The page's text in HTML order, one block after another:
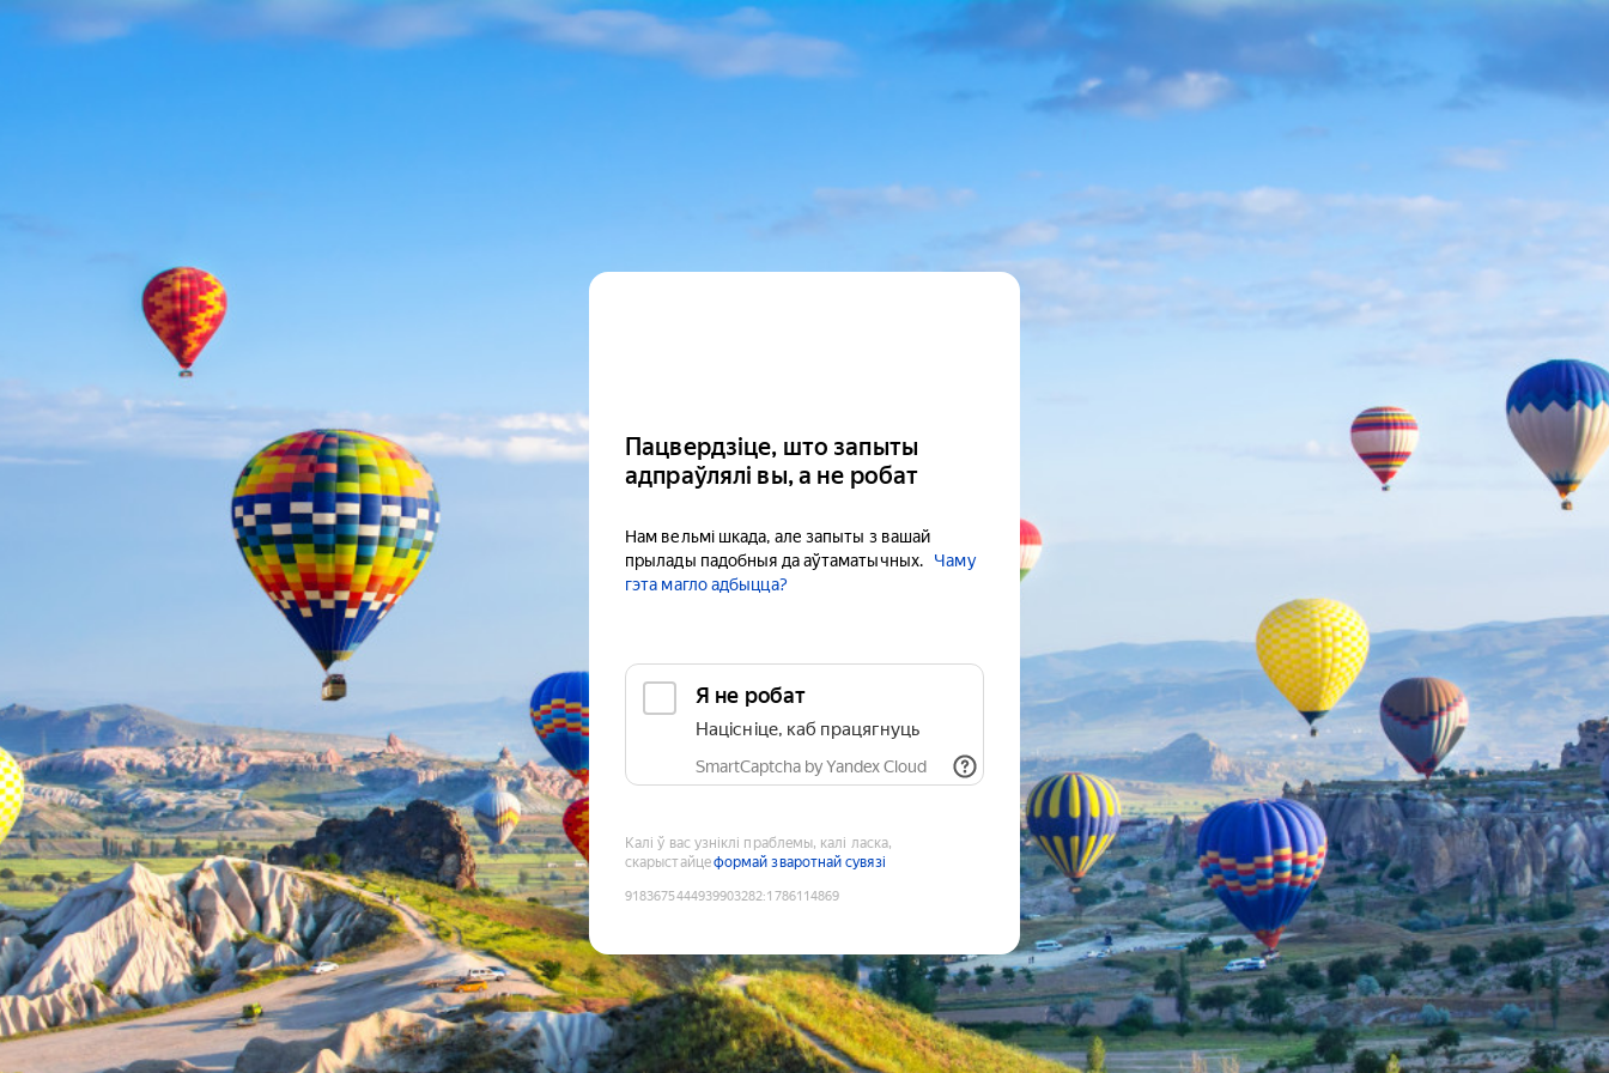
Пацвердзіце, што запыты
адпраўлялі вы, а не робат
Нам вельмі шкада, але запыты з вашай
прылады падобныя да аўтаматычных.
Чаму
гэта магло адбыцца?
Я не робат
Націсніце, каб працягнуць
SmartCaptcha by Yandex Cloud
Калі ў вас узніклі праблемы, калі ласка,
скарыстайцеформай зваротнай сувязі
9183675444939903282:1786114869